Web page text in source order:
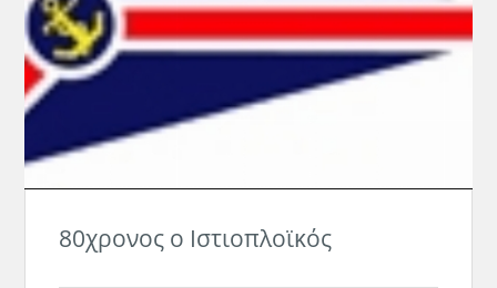
80χρονος ο Ιστιοπλοϊκός